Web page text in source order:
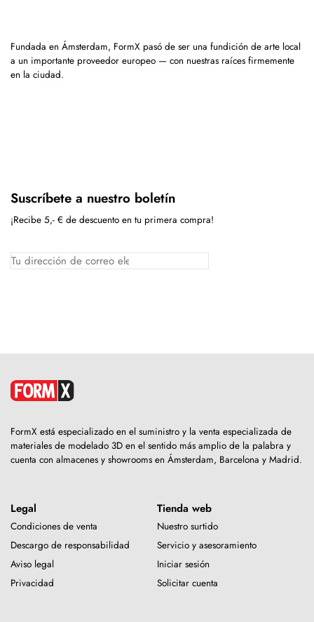
Fundada en Ámsterdam, FormX pasó de ser una fundición de arte local
a un importante proveedor europeo — con nuestras raíces firmemente
en la ciudad.
Suscríbete a nuestro boletín
¡Recibe 5,- € de descuento en tu primera compra!
FormX está especializado en el suministro y la venta especializada de
materiales de modelado 3D en el sentido más amplio de la palabra y
cuenta con almacenes y showrooms en Ámsterdam, Barcelona y Madrid.
Legal
Condiciones de venta
Descargo de responsabilidad
Aviso legal
Privacidad
Tienda web
Nuestro surtido
Servicio y asesoramiento
Iniciar sesión
Solicitar cuenta